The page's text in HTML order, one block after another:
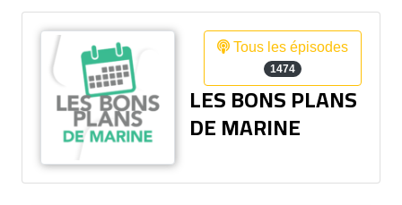
Tous les épisodes
1474
LES BONS PLANS
DE MARINE